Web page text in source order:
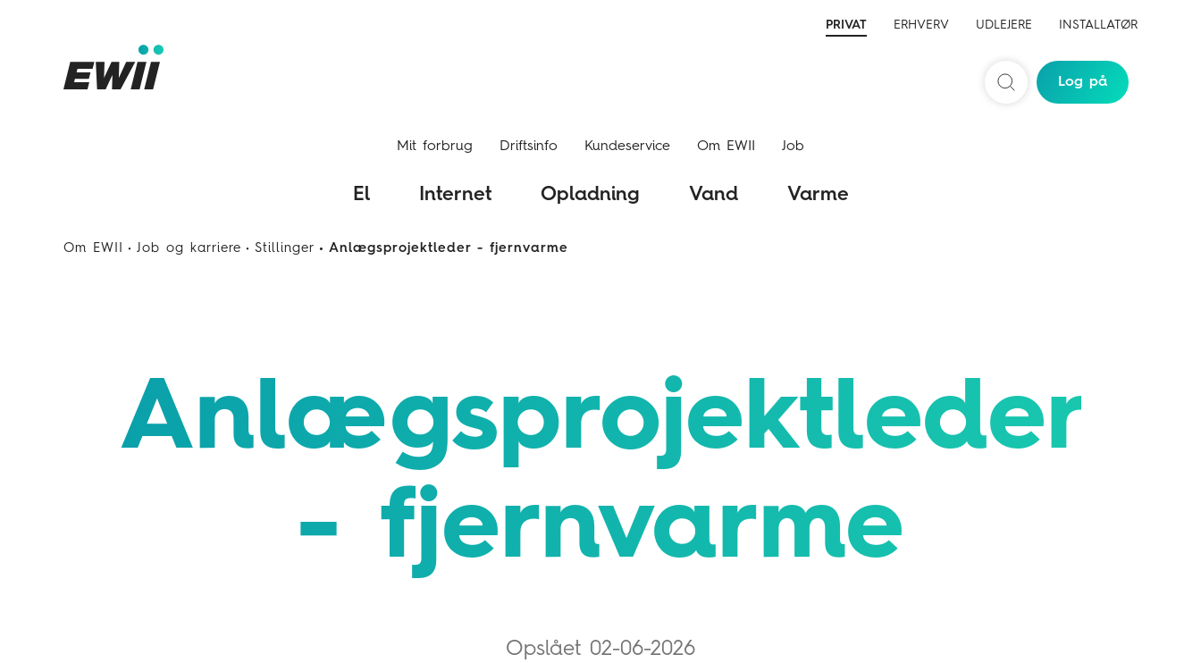
PRIVAT ERHVERV UDLEJERE INSTALLATØR
Søg Log på
Mit forbrug Driftsinfo Kundeservice Om EWII Job
El Internet Opladning Vand Varme
Om EWII Job og karriere Stillinger Anlægsprojektleder - fjernvarme
Anlægsprojektleder
- fjernvarme
Opslået 02-06-2026